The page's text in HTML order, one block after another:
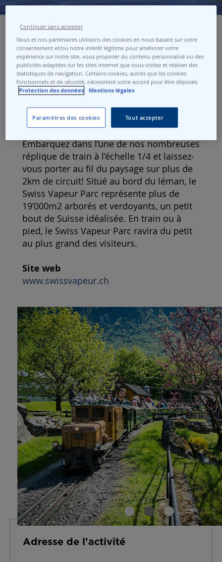
Visite du Swiss Vapeur Parc
Offre partenaire : 30% de rabais sur votre
ticket d'entrée si vous le combinez avec
votre croisière (offre disponible aux
guichets et à bord des bateaux).
Embarquez dans l’une de nos nombreuses
réplique de train à l’échelle 1/4 et laissez-
vous porter au fil du paysage sur plus de
2km de circuit! Situé au bord du léman, le
Swiss Vapeur Parc représente plus de
19’000m2 arborés et verdoyants, un petit
bout de Suisse idéalisée. En train ou à
pied, le Swiss Vapeur Parc ravira du petit
au plus grand des visiteurs.
Site web
www.swissvapeur.ch
Adresse de l'activité
Nous et nos partenaires utilisons des cookies en nous basant sur votre
consentement et/ou notre intérêt légitime pour améliorer votre
expérience sur notre site, vous proposer du contenu personnalisé ou des
publicités adaptées sur les sites internet que vous visitez et réaliser des
statistiques de navigation. Certains cookies, autres que les cookies
fonctionnels et de sécurité, nécessitent votre accord pour être déposés.
Protection des données Mentions légales
Paramètres des cookies Tout accepter
Continuer sans accepter